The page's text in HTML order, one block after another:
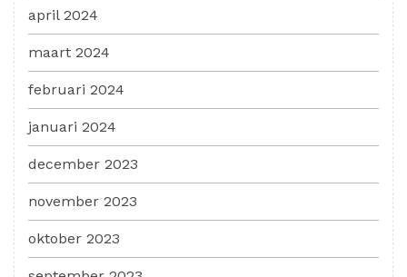
april 2024
maart 2024
februari 2024
januari 2024
december 2023
november 2023
oktober 2023